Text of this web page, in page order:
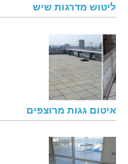
ליטוש מדרגות שיש
איטום גגות מרוצפים